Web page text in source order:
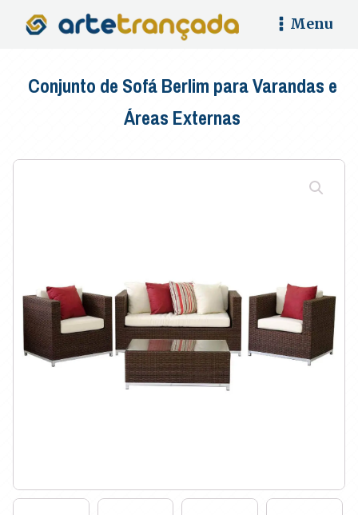
Menu
Conjunto de Sofá Berlim para Varandas e
Áreas Externas